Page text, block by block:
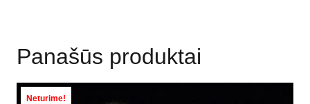
Panašūs produktai
Neturime!